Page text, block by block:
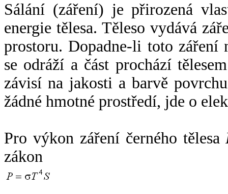
Sálání (záření) je přirozená
energie tělesa. Těleso vydává
prostoru. Dopadne-li toto záření
se odráží a část prochází
závisí na jakosti a barvě
žádné hmotné prostředí, jde o
Pro výkon záření černého tělesa
zákon